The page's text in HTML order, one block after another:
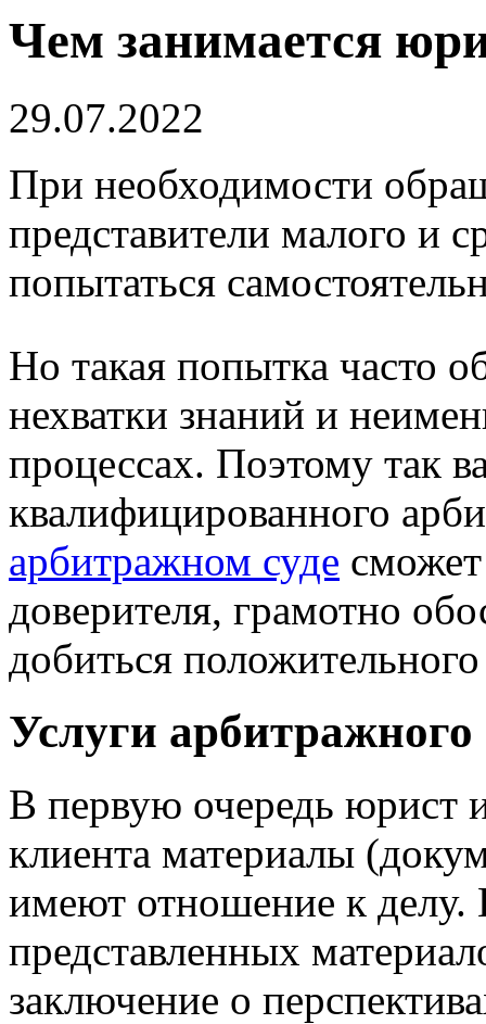
Чем занимается
29.07.2022
При необходимости
представители малого и
попытаться
Но такая попытка часто
нехватки знаний и
процессах. Поэтому так
квалифицированного
арбитражном суде
доверителя, грамотно
добиться
Услуги
В первую очередь юрист
клиента материалы
имеют отношение к делу.
представленных
заключение о